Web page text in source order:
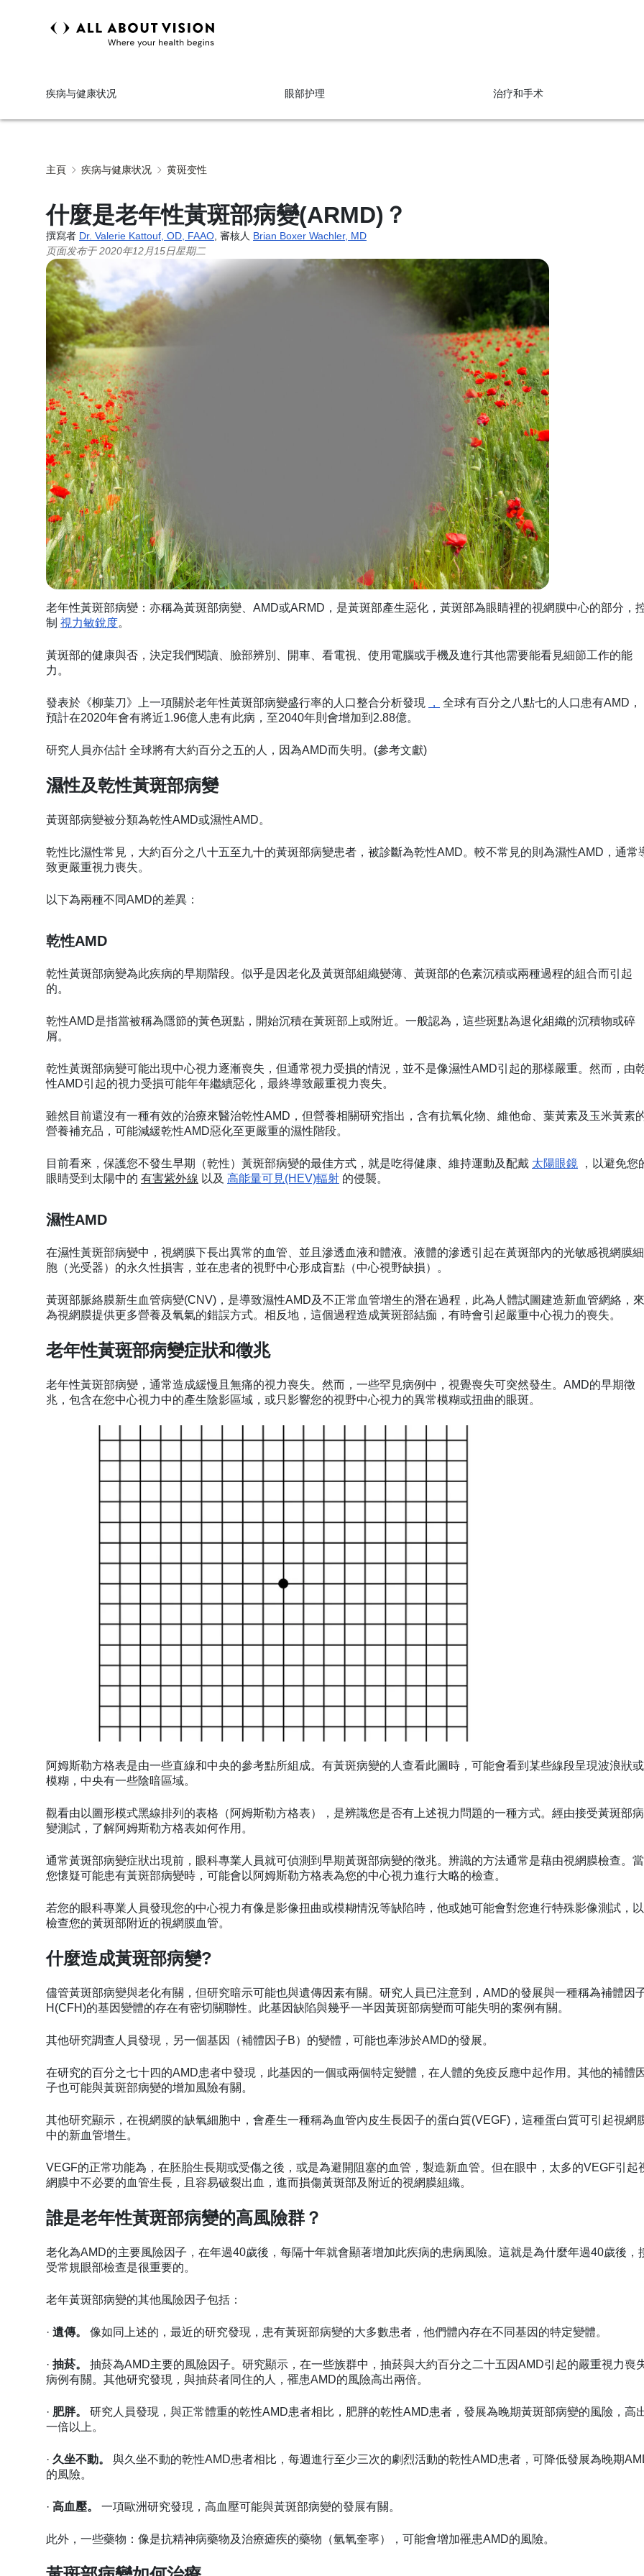
疾病与健康状况 眼部护理 治疗和手术
主頁 疾病与健康状况 黄斑变性
什麼是老年性黃斑部病變(ARMD)？
撰寫者 Dr. Valerie Kattouf, OD, FAAO , 審核人 Brian Boxer Wachler, MD
页面发布于2020年12月15日星期二
老年性黃斑部病變：亦稱為黃斑部病變、AMD或ARMD，是黃斑部產生惡化，黃斑部為眼睛裡的視網膜中心的部分，
制 視力敏銳度。
黃斑部的健康與否，決定我們閱讀、臉部辨別、開車、看電視、使用電腦或手機及進行其他需要能看見細節工作的能
力。
發表於《柳葉刀》上一項關於老年性黃斑部病變盛行率的人口整合分析發現 ，
全球有百分之八點七的人口患有AMD，
預計在2020年會有將近1.96億人患有此病，至2040年則會增加到2.88億。
研究人員亦估計 全球將有大約百分之五的人，因為AMD而失明。(參考文獻)
濕性及乾性黃斑部病變
黃斑部病變被分類為乾性AMD或濕性AMD。
乾性比濕性常見，大約百分之八十五至九十的黃斑部病變患者，被診斷為乾性AMD。較不常見的則為濕性AMD，通常
致更嚴重視力喪失。
以下為兩種不同AMD的差異：
乾性AMD
乾性黃斑部病變為此疾病的早期階段。似乎是因老化及黃斑部組織變薄、黃斑部的色素沉積或兩種過程的組合而引起
的。
乾性AMD是指當被稱為隱節的黃色斑點，開始沉積在黃斑部上或附近。一般認為，這些斑點為退化組織的沉積物或碎
屑。
乾性黃斑部病變可能出現中心視力逐漸喪失，但通常視力受損的情況，並不是像濕性AMD引起的那樣嚴重。然而，由
性AMD引起的視力受損可能年年繼續惡化，最終導致嚴重視力喪失。
雖然目前還沒有一種有效的治療來醫治乾性AMD，但營養相關研究指出，含有抗氧化物、維他命、葉黃素及玉米黃素
營養補充品，可能減緩乾性AMD惡化至更嚴重的濕性階段。
目前看來，保護您不發生早期（乾性）黃斑部病變的最佳方式，就是吃得健康、維持運動及配戴 太陽眼鏡 ，以避免您
眼睛受到太陽中的 有害紫外線 以及 高能量可見(HEV)輻射 的侵襲。
濕性AMD
在濕性黃斑部病變中，視網膜下長出異常的血管、並且滲透血液和體液。液體的滲透引起在黃斑部內的光敏感視網膜細
胞（光受器）的永久性損害，並在患者的視野中心形成盲點（中心視野缺損）。
黃斑部脈絡膜新生血管病變(CNV)，是導致濕性AMD及不正常血管增生的潛在過程，此為人體試圖建造新血管網絡，來
為視網膜提供更多營養及氧氣的錯誤方式。相反地，這個過程造成黃斑部結痂，有時會引起嚴重中心視力的喪失。
老年性黃斑部病變症狀和徵兆
老年性黃斑部病變，通常造成緩慢且無痛的視力喪失。然而，一些罕見病例中，視覺喪失可突然發生。AMD的早期徵
兆，包含在您中心視力中的產生陰影區域，或只影響您的視野中心視力的異常模糊或扭曲的眼斑。
阿姆斯勒方格表是由一些直線和中央的參考點所組成。有黃斑病變的人查看此圖時，可能會看到某些線段呈現波浪狀或
模糊，中央有一些陰暗區域。
觀看由以圖形模式黑線排列的表格（阿姆斯勒方格表），是辨識您是否有上述視力問題的一種方式。經由接受黃斑部病
變測試，了解阿姆斯勒方格表如何作用。
通常黃斑部病變症狀出現前，眼科專業人員就可偵測到早期黃斑部病變的徵兆。辨識的方法通常是藉由視網膜檢查。當
您懷疑可能患有黃斑部病變時，可能會以阿姆斯勒方格表為您的中心視力進行大略的檢查。
若您的眼科專業人員發現您的中心視力有像是影像扭曲或模糊情況等缺陷時，他或她可能會對您進行特殊影像測試，以
檢查您的黃斑部附近的視網膜血管。
什麼造成黃斑部病變?
儘管黃斑部病變與老化有關，但研究暗示可能也與遺傳因素有關。研究人員已注意到，AMD的發展與一種稱為補體因
H(CFH)的基因變體的存在有密切關聯性。此基因缺陷與幾乎一半因黃斑部病變而可能失明的案例有關。
其他研究調查人員發現，另一個基因（補體因子B）的變體，可能也牽涉於AMD的發展。
在研究的百分之七十四的AMD患者中發現，此基因的一個或兩個特定變體，在人體的免疫反應中起作用。其他的補體
子也可能與黃斑部病變的增加風險有關。
其他研究顯示，在視網膜的缺氧細胞中，會產生一種稱為血管內皮生長因子的蛋白質(VEGF)，這種蛋白質可引起視網
中的新血管增生。
VEGF的正常功能為，在胚胎生長期或受傷之後，或是為避開阻塞的血管，製造新血管。但在眼中，太多的VEGF引起
網膜中不必要的血管生長，且容易破裂出血，進而損傷黃斑部及附近的視網膜組織。
誰是老年性黃斑部病變的高風險群？
老化為AMD的主要風險因子，在年過40歲後，每隔十年就會顯著增加此疾病的患病風險。這就是為什麼年過40歲後，
受常規眼部檢查是很重要的。
老年黃斑部病變的其他風險因子包括：
· 遺傳。 像如同上述的，最近的研究發現，患有黃斑部病變的大多數患者，他們體內存在不同基因的特定變體。
· 抽菸。
抽菸為AMD主要的風險因子。研究顯示，在一些族群中，抽菸與大約百分之二十五因AMD引起的嚴重視力喪
病例有關。其他研究發現，與抽菸者同住的人，罹患AMD的風險高出兩倍。
· 肥胖。 研究人員發現，與正常體重的乾性AMD患者相比，肥胖的乾性AMD患者，發展為晚期黃斑部病變的風險，高
一倍以上。
· 久坐不動。
與久坐不動的乾性AMD患者相比，每週進行至少三次的劇烈活動的乾性AMD患者，可降低發展為晚期
的風險。
· 高血壓。 一項歐洲研究發現，高血壓可能與黃斑部病變的發展有關。
此外，一些藥物：像是抗精神病藥物及治療瘧疾的藥物（氫氧奎寧），可能會增加罹患AMD的風險。